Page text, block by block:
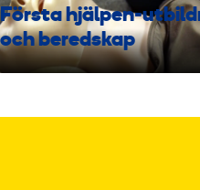
Första hjälpen-
och beredskap